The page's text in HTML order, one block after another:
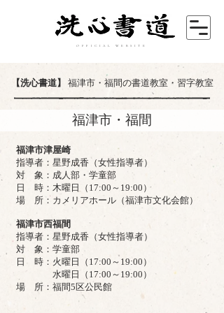
OFFICIAL WEBSITE
【洗心書道】 福津市・福間の書道教室・習字教室
福津市・福間
福津市津屋崎
指導者：星野成香（女性指導者）
対 象：成人部・学童部
日 時：木曜日（17:00～19:00）
場 所：カメリアホール（福津市文化会館）
福津市西福間
指導者 ：星野成香（女性指導者）
対 象： 学童部
日 時：火曜日（17:00～19:00）
水曜日（17:00～19:00）
場 所：福間5区公民館